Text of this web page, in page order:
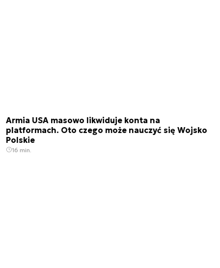
Armia USA masowo likwiduje konta na
platformach. Oto czego może nauczyć się Wojsko
Polskie
16 min.